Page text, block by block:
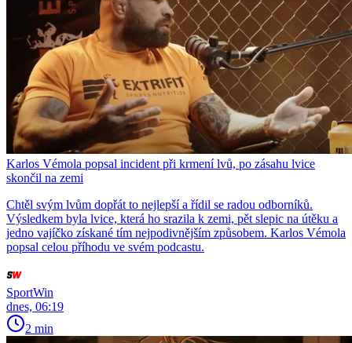
Karlos Vémola popsal incident při krmení lvů, po zásahu lvice
skončil na zemi
Chtěl svým lvům dopřát to nejlepší a řídil se radou odborníků.
Výsledkem byla lvice, která ho srazila k zemi, pět slepic na útěku a
jedno vajíčko získané tím nejpodivnějším způsobem. Karlos Vémola
popsal celou příhodu ve svém podcastu.
SportWin
dnes, 06:19
2 min